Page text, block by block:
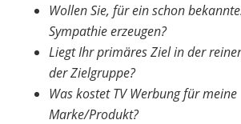
Wollen Sie, für ein schon
Sympathie erzeugen?
Liegt Ihr primäres Ziel in der
der Zielgruppe?
Was kostet TV Werbung für meine
Marke/Produkt?